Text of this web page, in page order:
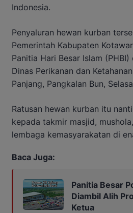
Indonesia.
Penyaluran hewan kurban
Pemerintah Kabupaten
Panitia Hari Besar Islam
Dinas Perikanan dan
Panjang, Pangkalan Bun,
Ratusan hewan kurban itu
kepada takmir masjid,
lembaga kemasyarakatan di
Baca Juga:
Panitia Besar
Diambil Alih
Ketua